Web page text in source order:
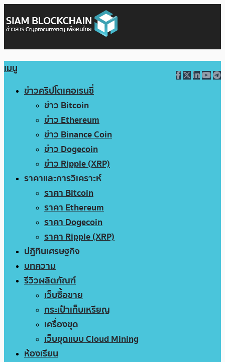
เมนู
ข่าวคริปโตเคอเรนซี่
ข่าว Bitcoin
ข่าว Ethereum
ข่าว Binance Coin
ข่าว Dogecoin
ข่าว Ripple (XRP)
ราคาและการวิเคราะห์
ราคา Bitcoin
ราคา Ethereum
ราคา Dogecoin
ราคา Ripple (XRP)
ปฏิทินเศรษฐกิจ
บทความ
รีวิวผลิตภัณฑ์
เว็บซื้อขาย
กระเป๋าเก็บเหรียญ
เครื่องขุด
เว็บขุดแบบ Cloud Mining
ห้องเรียน